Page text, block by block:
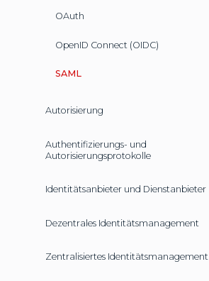
OAuth
OpenID Connect (OIDC)
SAML
Autorisierung
Authentifizierungs- und
Autorisierungsprotokolle
Identitätsanbieter und Dienstanbieter
Dezentrales Identitätsmanagement
Zentralisiertes Identitätsmanagement